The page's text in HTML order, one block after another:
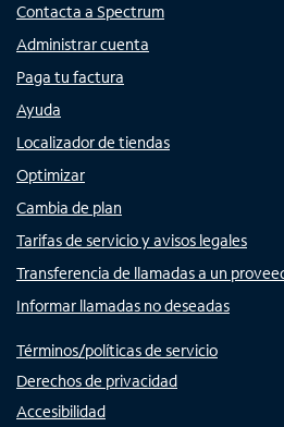
Contacta a Spectrum
Administrar cuenta
Paga tu factura
Ayuda
Localizador de tiendas
Optimizar
Cambia de plan
Tarifas de servicio y avisos legales
Transferencia de llamadas a un
Informar llamadas no deseadas
Términos/políticas de servicio
Derechos de privacidad
Accesibilidad